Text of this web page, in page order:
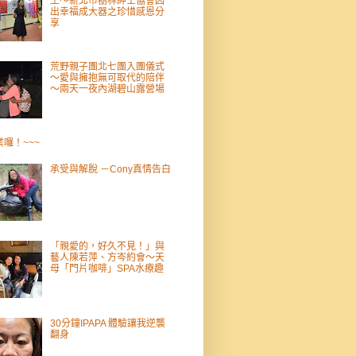
出幸福成大器之珍惜感恩分
享
荒野親子團北七團入團儀式
～愛與擁抱無可取代的陪伴
～兩天一夜內湖碧山露營場
囉！~~~
承受與解脫 －Cony真情告白
「親愛的，好久不見！」與
藝人陳若萍、方岑約會～天
母「門片咖啡」SPA水療趣
30分鐘IPAPA 體驗讓我逆襲
翻身